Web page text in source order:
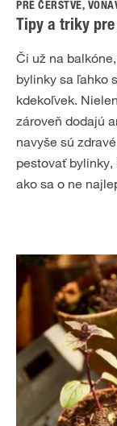
PRE ČERSTVÉ,
Tipy a triky
Či už na
bylinky sa ľahko
kdekoľvek.
zároveň dodajú
navyše sú
pestovať
ako sa o ne